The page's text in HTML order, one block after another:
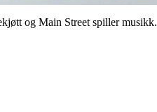
og Main Street spiller musikk.